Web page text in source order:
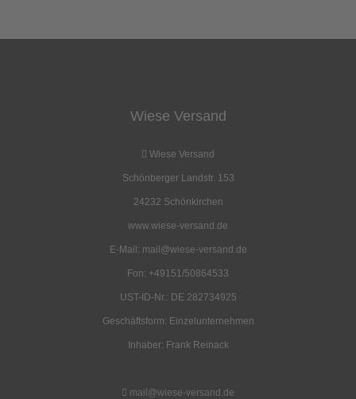
Wiese Versand
Wiese Versand
Schönberger Landstr. 153
24232 Schönkirchen
www.wiese-versand.de
E-Mail: mail@wiese-versand.de
Fon: +49151/50864533
UST-ID-Nr.: DE 282734925
Geschäftsform: Einzelunternehmen
Inhaber: Frank Reinack
mail@wiese-versand.de